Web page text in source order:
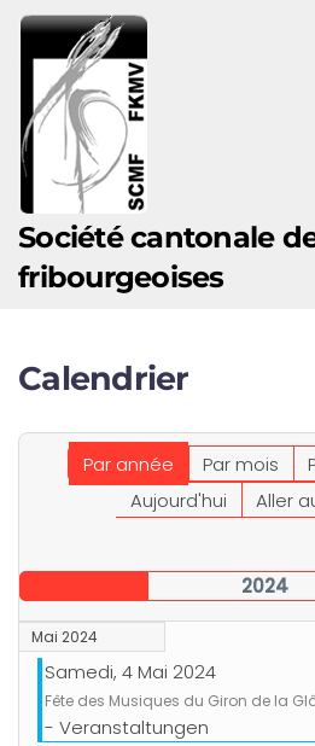
Accéder au contenu principal
Société cantonale
fribourgeoises
Calendrier
Par année Par mois
Aujourd'hui
Aller
2024
Mai 2024
Samedi, 4 Mai 2024
Fête des Musiques du Giron de la
- Veranstaltungen